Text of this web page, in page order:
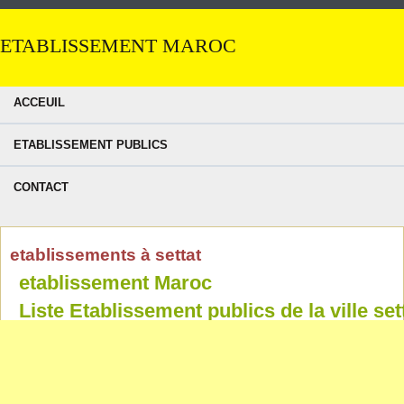
ETABLISSEMENT MAROC
ACCEUIL
ETABLISSEMENT PUBLICS
CONTACT
etablissements à settat
etablissement Maroc
Liste Etablissement publics de la ville